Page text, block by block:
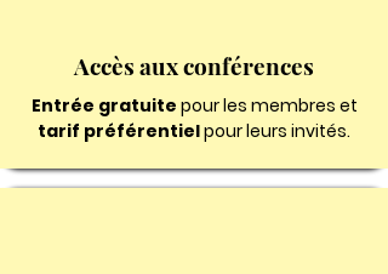
Accès aux conférences
Entrée gratuite pour les membres et
tarif préférentielpour leurs invités.